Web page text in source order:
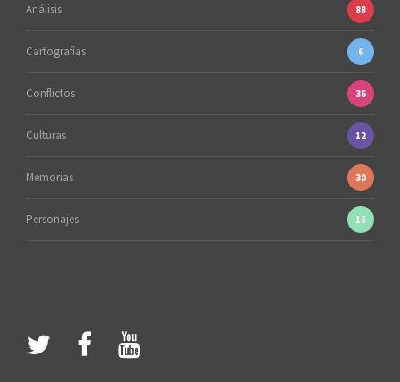
Análisis 88
Cartografías 6
Conflictos 36
Culturas 12
Memorias 30
Personajes 15